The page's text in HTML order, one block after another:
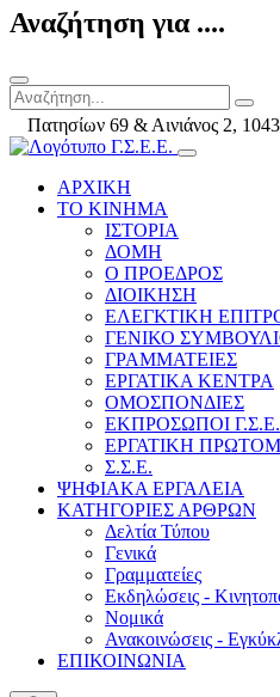
Αναζήτηση για ....
Πατησίων 69 & Αινιάνος 2,
ΑΡΧΙΚΗ
ΤΟ ΚΙΝΗΜΑ
ΙΣΤΟΡΙΑ
ΔΟΜΗ
Ο ΠΡΟΕΔΡΟΣ
ΔΙΟΙΚΗΣΗ
ΕΛΕΓΚΤΙΚΗ
ΓΕΝΙΚΟ
ΓΡΑΜΜΑΤΕΙΕΣ
ΕΡΓΑΤΙΚΑ ΚΕΝΤΡΑ
ΟΜΟΣΠΟΝΔΙΕΣ
ΕΚΠΡΟΣΩΠΟΙ
ΕΡΓΑΤΙΚΗ
Σ.Σ.Ε.
ΨΗΦΙΑΚΑ ΕΡΓΑΛΕΙΑ
ΚΑΤΗΓΟΡΙΕΣ ΑΡΘΡΩΝ
Δελτία Τύπου
Γενικά
Γραμματείες
Εκδηλώσεις -
Νομικά
Ανακοινώσεις -
ΕΠΙΚΟΙΝΩΝΙΑ